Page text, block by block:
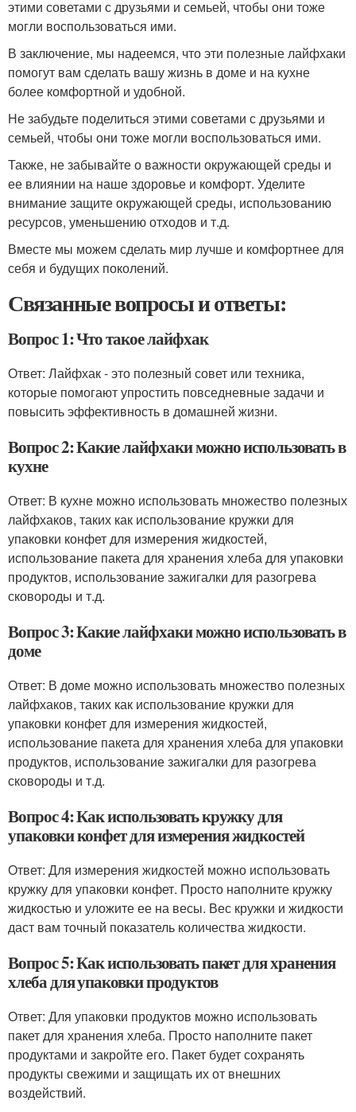
этими советами с друзьями и семьей, чтобы они тоже
могли воспользоваться ими.
В заключение, мы надеемся, что эти полезные лайфхаки
помогут вам сделать вашу жизнь в доме и на кухне
более комфортной и удобной.
Не забудьте поделиться этими советами с друзьями и
семьей, чтобы они тоже могли воспользоваться ими.
Также, не забывайте о важности окружающей среды и
ее влиянии на наше здоровье и комфорт. Уделите
внимание защите окружающей среды, использованию
ресурсов, уменьшению отходов и т.д.
Вместе мы можем сделать мир лучше и комфортнее для
себя и будущих поколений.
Связанные вопросы и ответы:
Вопрос 1: Что такое лайфхак
Ответ: Лайфхак - это полезный совет или техника,
которые помогают упростить повседневные задачи и
повысить эффективность в домашней жизни.
Вопрос 2: Какие лайфхаки можно использовать в
кухне
Ответ: В кухне можно использовать множество полезных
лайфхаков, таких как использование кружки для
упаковки конфет для измерения жидкостей,
использование пакета для хранения хлеба для упаковки
продуктов, использование зажигалки для разогрева
сковороды и т.д.
Вопрос 3: Какие лайфхаки можно использовать в
доме
Ответ: В доме можно использовать множество полезных
лайфхаков, таких как использование кружки для
упаковки конфет для измерения жидкостей,
использование пакета для хранения хлеба для упаковки
продуктов, использование зажигалки для разогрева
сковороды и т.д.
Вопрос 4: Как использовать кружку для
упаковки конфет для измерения жидкостей
Ответ: Для измерения жидкостей можно использовать
кружку для упаковки конфет. Просто наполните кружку
жидкостью и уложите ее на весы. Вес кружки и жидкости
даст вам точный показатель количества жидкости.
Вопрос 5: Как использовать пакет для хранения
хлеба для упаковки продуктов
Ответ: Для упаковки продуктов можно использовать
пакет для хранения хлеба. Просто наполните пакет
продуктами и закройте его. Пакет будет сохранять
продукты свежими и защищать их от внешних
воздействий.